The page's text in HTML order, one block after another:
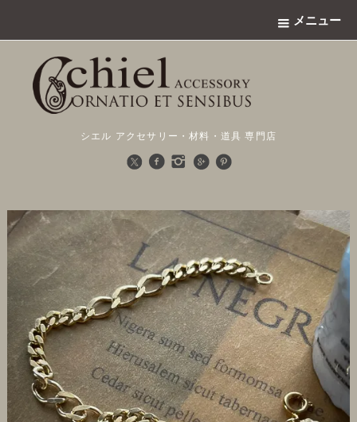
メニュー
シエル アクセサリー・材料・道具 専門店